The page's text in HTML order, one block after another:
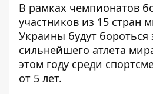
В рамках чемпионатов
участников из 15 стран
Украины будут бороться
сильнейшего атлета
этом году среди
от 5 лет.